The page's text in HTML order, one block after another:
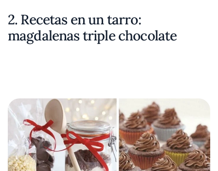
2. Recetas en un tarro:
magdalenas triple chocolate